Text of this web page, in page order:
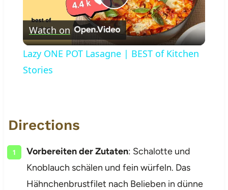
Play
Video
Watch on
Lazy ONE POT Lasagne | BEST of Kitchen
Stories
Directions
Vorbereiten der Zutaten: Schalotte und
Knoblauch schälen und fein würfeln. Das
Hähnchenbrustfilet nach Belieben in dünne